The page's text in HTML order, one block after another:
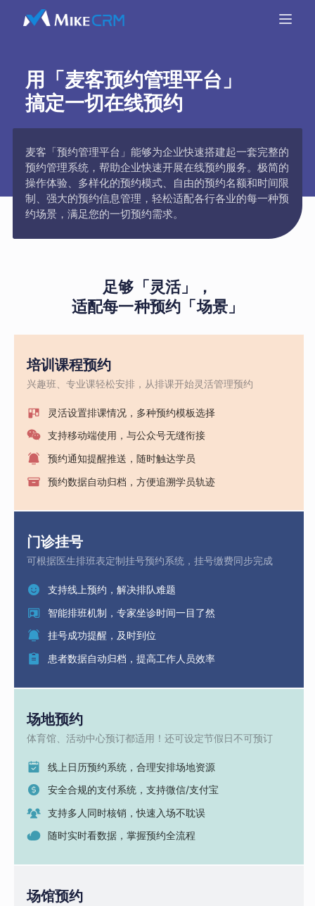
用「麦客预约管理平台」
搞定一切在线预约
麦客「预约管理平台」能够为企业快速搭建起一套完整的
预约管理系统，帮助企业快速开展在线预约服务。极简的
操作体验、多样化的预约模式、自由的预约名额和时间限
制、强大的预约信息管理，轻松适配各行各业的每一种预
约场景，满足您的一切预约需求。
足够「灵活」，
适配每一种预约「场景」
培训课程预约
兴趣班、专业课轻松安排，从排课开始灵活管理预约
灵活设置排课情况，多种预约模板选择
支持移动端使用，与公众号无缝衔接
预约通知提醒推送，随时触达学员
预约数据自动归档，方便追溯学员轨迹
门诊挂号
可根据医生排班表定制挂号预约系统，挂号缴费同步完成
支持线上预约，解决排队难题
智能排班机制，专家坐诊时间一目了然
挂号成功提醒，及时到位
患者数据自动归档，提高工作人员效率
场地预约
体育馆、活动中心预订都适用！还可设定节假日不可预订
线上日历预约系统，合理安排场地资源
安全合规的支付系统，支持微信/支付宝
支持多人同时核销，快速入场不耽误
随时实时看数据，掌握预约全流程
场馆预约